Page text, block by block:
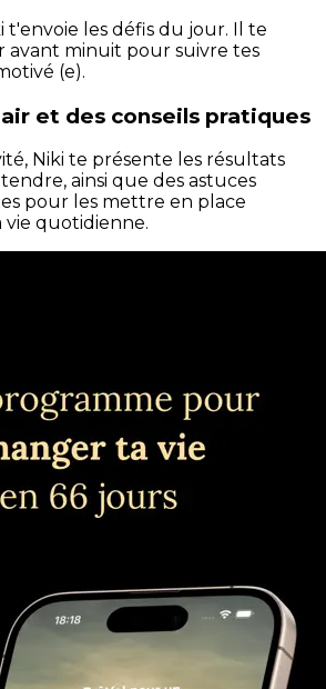
t'envoie les défis du jour. Il te
avant minuit pour suivre tes
(e).
et des conseils pratiques
Niki te présente les résultats
ainsi que des astuces
pour les mettre en place
vie quotidienne.